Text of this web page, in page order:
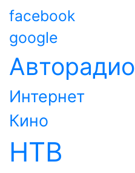
facebook
google
Авторадио
Интернет
Кино
НТВ